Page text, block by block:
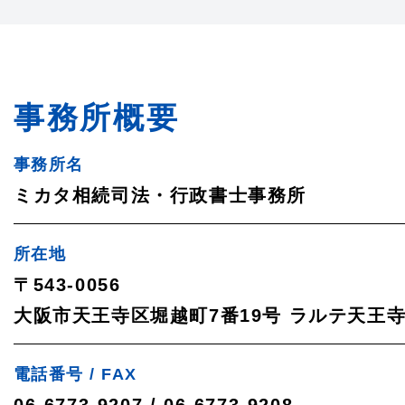
事務所概要
事務所名
ミカタ相続司法・行政書士事務所
所在地
〒543-0056
大阪市天王寺区堀越町7番19号 ラルテ天王
電話番号 / FAX